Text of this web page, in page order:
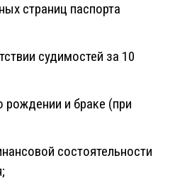
страниц паспорта
судимостей за 10
рождении и браке (при
состоятельности